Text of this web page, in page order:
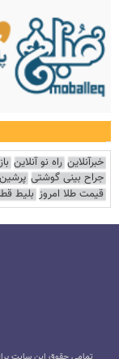
خبرآنلاین راه نو آنلاین
جراح بینی گوشتی
قیمت طلا امروز بلیط